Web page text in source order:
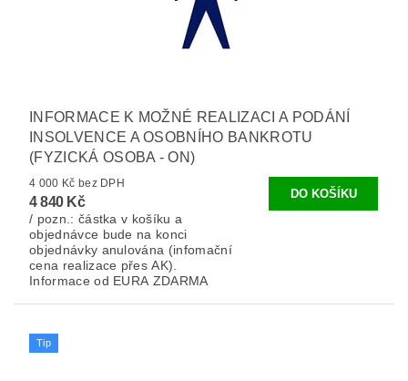
INFORMACE K MOŽNÉ REALIZACI A PODÁNÍ
INSOLVENCE A OSOBNÍHO BANKROTU
(FYZICKÁ OSOBA - ON)
4 000 Kč bez DPH
4 840 Kč
/ pozn.: částka v košíku a
objednávce bude na konci
objednávky anulována (infomační
cena realizace přes AK).
Informace od EURA ZDARMA
Tip